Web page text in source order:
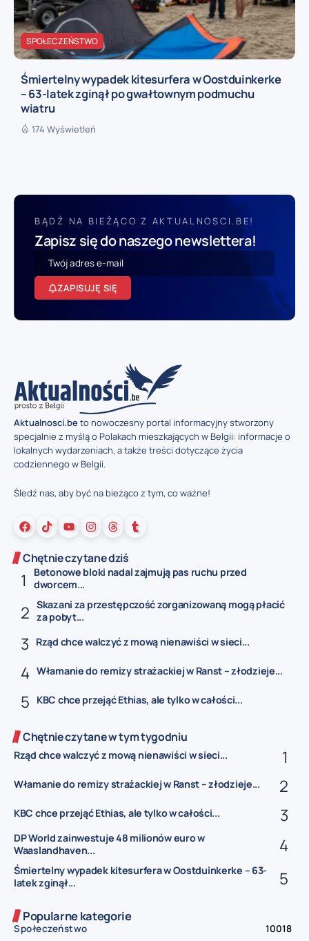
SPOŁECZEŃSTWO
Śmiertelny wypadek kitesurfera w Oostduinkerke
– 63-latek zginął po gwałtownym podmuchu
wiatru
174 Wyświetleń
BĄDŹ NA BIEŻĄCO Z AKTUALNOSCI.BE!
Zapisz się do naszego newslettera!
ZAPISUJĘ SIĘ
Aktualnosci.beto nowoczesny portal informacyjny stworzony
specjalnie z myślą o Polakach mieszkających w Belgii: informacje o
lokalnych wydarzeniach, a także treści dotyczące życia
codziennego w Belgii.
Śledź nas, aby być na bieżąco z tym, co ważne!
Chętnie czytane dziś
Betonowe bloki nadal zajmują pas ruchu przed
dworcem...
Skazani za przestępczość zorganizowaną mogą płacić
za pobyt...
Rząd chce walczyć z mową nienawiści w sieci...
Włamanie do remizy strażackiej w Ranst – złodzieje...
KBC chce przejąć Ethias, ale tylko w całości...
Chętnie czytane w tym tygodniu
Rząd chce walczyć z mową nienawiści w sieci...
Włamanie do remizy strażackiej w Ranst – złodzieje...
KBC chce przejąć Ethias, ale tylko w całości...
DP World zainwestuje 48 milionów euro w
Waaslandhaven...
Śmiertelny wypadek kitesurfera w Oostduinkerke – 63-
latek zginął...
Popularne kategorie
Społeczeństwo
10018